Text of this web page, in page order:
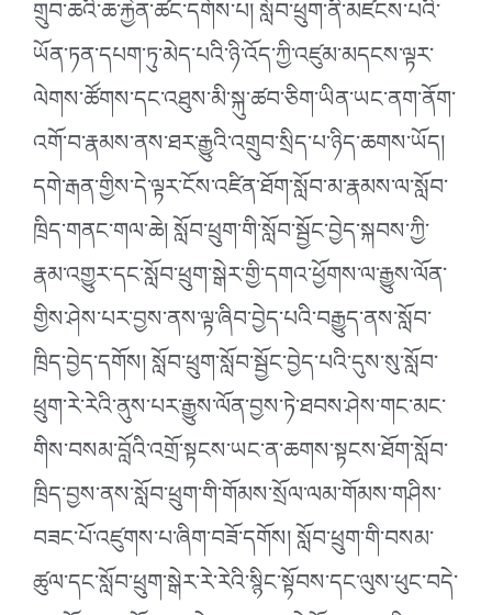
གྲུབ་ཆའི་ཆ་རྐྱེན་ཚང་དགོས་པ། སློབ་ཕྲུག་ནི་མཛངས་པའི་
ཡོན་ཏན་དཔག་ཏུ་མེད་པའི་ཉི་འོད་ཀྱི་འཛུམ་མདངས་ལྟར་
ལེགས་ཚོགས་དང་འཐུས་མི་སྐུ་ཚབ་ཅིག་ཡིན་ཡང་ནག་ནོག་
འགོ་བ་རྣམས་ནས་ཐར་རྒྱུའི་འགྲུབ་སྲིད་པ་ཉིད་ཆགས་ཡོད།
དགེ་རྒན་གྱིས་དེ་ལྟར་ངོས་འཛིན་ཐོག་སློབ་མ་རྣམས་ལ་སློབ་
ཁྲིད་གནང་གལ་ཆེ། སློབ་ཕྲུག་གི་སློབ་སྦྱོང་བྱེད་སྐབས་ཀྱི་
རྣམ་འགྱུར་དང་སློབ་ཕྲུག་སྒེར་གྱི་དགའ་ཕྱོགས་ལ་རྒྱུས་ལོན་
གྱིས་ཤེས་པར་བྱས་ནས་ལྟ་ཞིབ་བྱེད་པའི་བརྒྱུད་ནས་སློབ་
ཁྲིད་བྱེད་དགོས། སློབ་ཕྲུག་སློབ་སྦྱོང་བྱེད་པའི་དུས་སུ་སློབ་
ཕྲུག་རེ་རེའི་ནུས་པར་རྒྱུས་ལོན་བྱས་ཏེ་ཐབས་ཤེས་གང་མང་
གིས་བསམ་བློའི་འགྲོ་སྟངས་ཡང་ན་ཆགས་སྟངས་ཐོག་སློབ་
ཁྲིད་བྱས་ནས་སློབ་ཕྲུག་གི་གོམས་སྲོལ་ལམ་གོམས་གཤིས་
བཟང་པོ་འཛུགས་པ་ཞིག་བཟོ་དགོས། སློབ་ཕྲུག་གི་བསམ་
ཚུལ་དང་སློབ་ཕྲུག་སྒེར་རེ་རེའི་སྙིང་སྟོབས་དང་ལུས་ཕུང་བདེ་